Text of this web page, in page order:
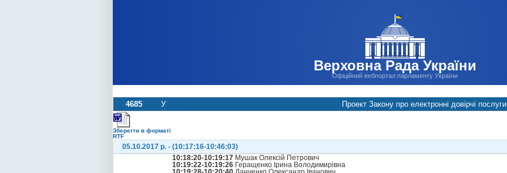
Верховна Рада України
Офіційний вебпортал парламенту України
4685 У Проект Закону про електронні довірчі послуги
Зберегти в форматі
RTF
05.10.2017 р. - (10:17:16-10:46:03)
10:18:20-10:19:17 Мушак Олексій Петрович
10:19:22-10:19:26 Геращенко Ірина Володимирівна